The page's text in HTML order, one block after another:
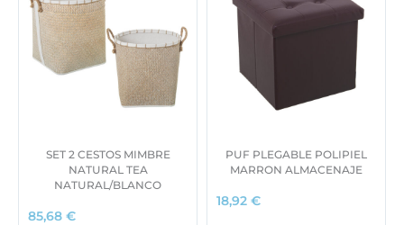
SET 2 CESTOS MIMBRE
NATURAL TEA
NATURAL/BLANCO
85,68 €
PUF PLEGABLE POLIPIEL
MARRON ALMACENAJE
18,92 €